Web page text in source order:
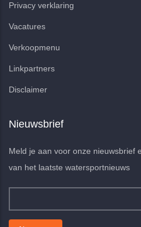
Privacy verklaring
Vacatures
Verkoopmenu
Linkpartners
Disclaimer
Nieuwsbrief
Meld je aan voor onze nieuwsbrief
van het laatste watersportnieuws